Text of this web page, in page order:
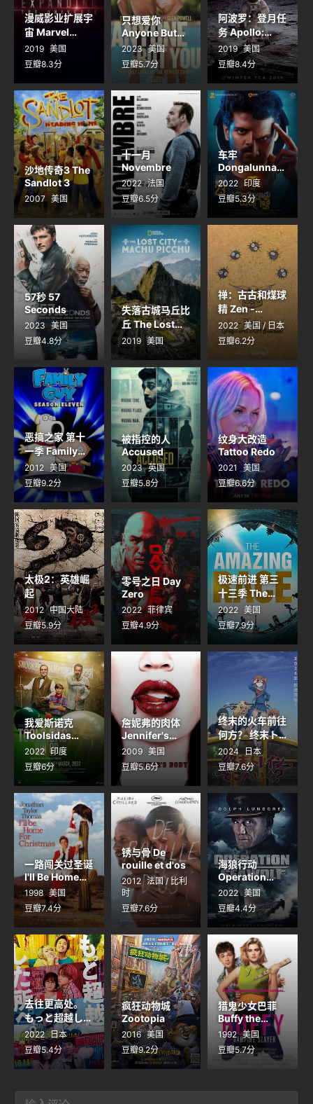
漫威影业扩展宇
宙 Marvel
Studios:
Expanding
the Universe
2019 美国
豆瓣8.3分
只想爱你
Anyone But
You
2023 美国
豆瓣5.7分
阿波罗：登月任
务 Apollo:
Missions to
the Moon
2019 美国
豆瓣8.4分
沙地传奇3 The
Sandlot 3
2007 美国
十一月
Novembre
2022 法国
豆瓣6.5分
车牢
Dongalunnar
u Jagratha
2022 印度
豆瓣5.3分
57秒 57
Seconds
2023 美国
豆瓣4.8分
失落古城马丘比
丘 The Lost
City of Machu
Picchu
2019 美国
禅：古古和煤球
精 Zen -
Grogu and
Dust Bunnies
2022 美国 / 日本
豆瓣6.2分
恶搞之家 第十
一季 Family
Guy Season
11
2012 美国
豆瓣9.2分
被指控的人
Accused
2023 英国
豆瓣5.8分
纹身大改造
Tattoo Redo
2021 美国
豆瓣6.6分
太极2：英雄崛
起
2012 中国大陆
豆瓣5.9分
零号之日 Day
Zero
2022 菲律宾
豆瓣4.9分
极速前进 第三
十三季 The
Amazing Race
Season 33
2022 美国
豆瓣7.9分
我爱斯诺克
Toolsidas
Junior
2022 印度
豆瓣6分
詹妮弗的肉体
Jennifer's
Body
2009 美国
豆瓣5.6分
终末的火车前往
何方？ 终末ト
レインどこへい
く？
2024
日本
豆瓣7.6分
一路闯关过圣诞
I'll Be Home
for Christmas
1998 美国
豆瓣7.4分
锈与骨 De
rouille et d'os
2012 法国 / 比利
时
豆瓣7.6分
海狼行动
Operation
Seawolf
2022 美国
豆瓣4.4分
去往更高处。
もっと超越した
所へ。
2022 日本
豆瓣5.4分
疯狂动物城
Zootopia
2016 美国
豆瓣9.2分
猎鬼少女巴菲
Buffy the
Vampire
Slayer
1992 美国
豆瓣5.7分